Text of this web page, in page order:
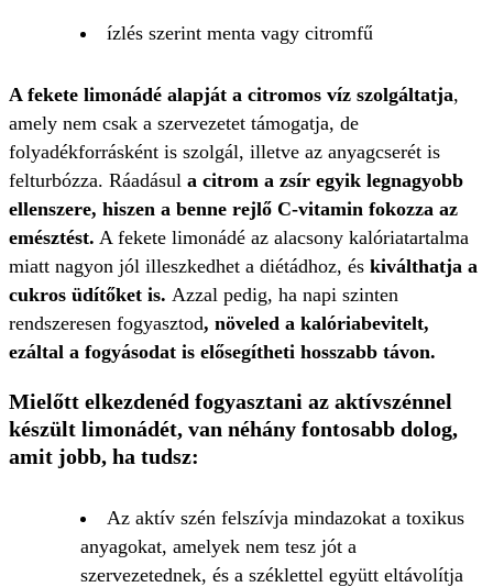
ízlés szerint menta vagy citromfű
A fekete limonádé alapját a citromos víz szolgáltatja,
amely nem csak a szervezetet támogatja, de
folyadékforrásként is szolgál, illetve az anyagcserét is
felturbózza. Ráadásul a citrom a zsír egyik legnagyobb
ellenszere, hiszen a benne rejlő C-vitamin fokozza az
emésztést. A fekete limonádé az alacsony kalóriatartalma
miatt nagyon jól illeszkedhet a diétádhoz, és kiválthatja a
cukros üdítőket is. Azzal pedig, ha napi szinten
rendszeresen fogyasztod, növeled a kalóriabevitelt,
ezáltal a fogyásodat is elősegítheti hosszabb távon.
Mielőtt elkezdenéd fogyasztani az aktívszénnel
készült limonádét, van néhány fontosabb dolog,
amit jobb, ha tudsz:
Az aktív szén felszívja mindazokat a toxikus
anyagokat, amelyek nem tesz jót a
szervezetednek, és a széklettel együtt eltávolítja